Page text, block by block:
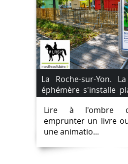
La Roche-sur-Yon.
éphémère s'installe
jusqu'au 14 août 2026.
Lire à l'ombre
emprunter un livre
une animatio...